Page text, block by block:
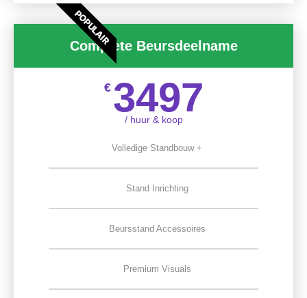
POPULAIR
Complete Beursdeelname
€ 3497
/ huur & koop
Volledige Standbouw +
Stand Inrichting
Beursstand Accessoires
Premium Visuals